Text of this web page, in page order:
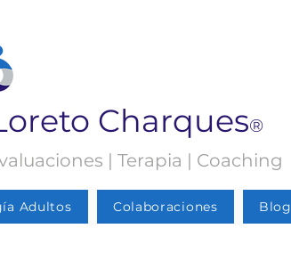
Charques®
| Terapia | Coaching
Adultos Colaboraciones Blog